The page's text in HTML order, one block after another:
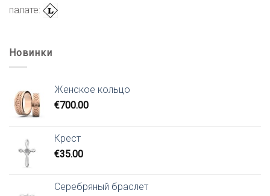
палате:
Новинки
Женское кольцо
€700.00
Крест
€35.00
Серебряный браслет